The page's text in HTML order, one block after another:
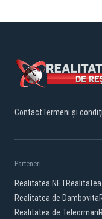
ContactTermeni și
Parteneri:
Realitatea.NET
Realitatea de Dambovita
Realitatea de Teleorman